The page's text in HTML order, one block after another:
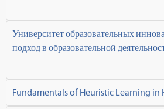
Университет образовательных
подход в образовательной
Fundamentals of Heuristic Learning in